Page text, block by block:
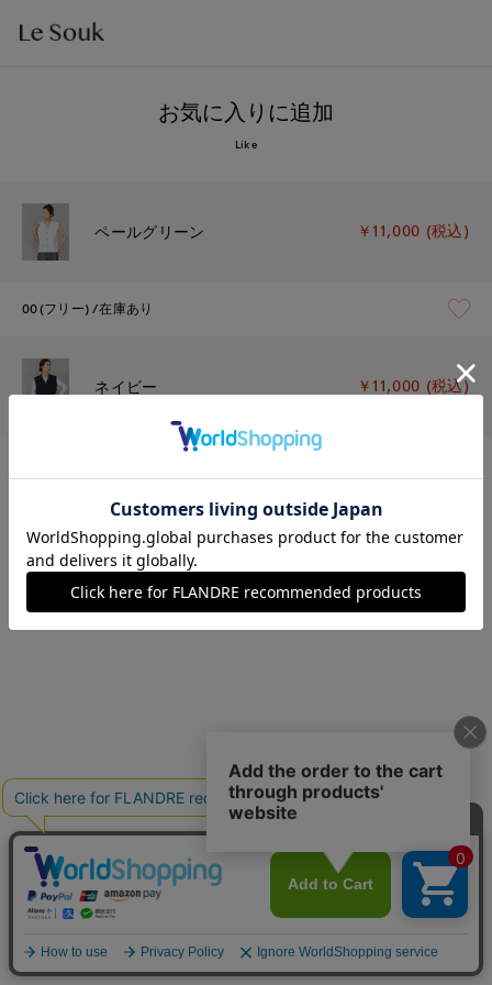
お気に入りに追加
Like
ペールグリーン ￥11,000 (税込)
00(フリー) 在庫あり
ネイビー ￥11,000 (税込)